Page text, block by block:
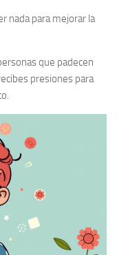
nada para mejorar la
que padecen
presiones para